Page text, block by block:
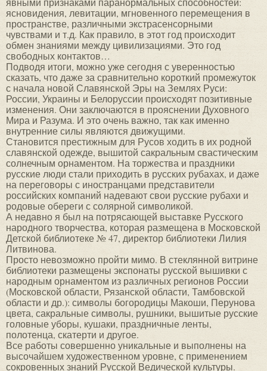
ясновидения, левитации, мгновенного перемещения в
пространстве, различными экстрасенсорными
чувствами и т.д. Как правило, в этот год происходит
обмен знаниями между цивилизациями. Это год
свободных контактов…
Подводя итоги, можно уже сегодня с уверенностью
сказать, что даже за сравнительно короткий промежуток
с начала новой Славянской Эры на Землях Руси:
России, Украины и Белоруссии происходят позитивные
изменения. Они заключаются в прояснении Духовного
Мира и Разума. И это очень важно, так как именно
внутренние силы являются движущими.
Становится престижным для Русов ходить в их родной
славянской одежде, вышитой сакральным свастическим
солнечным орнаментом. На торжества и праздники
русские люди стали приходить в русских рубахах, и даже
на переговоры с иностранцами представители
российских компаний надевают свои русские рубахи и
родовые обереги с солярной символикой.
А недавно я был на потрясающей выставке Русского
народного творчества, которая размещена в Московской
Детской библиотеке № 47, директор библиотеки Лилия
Литвинова.
Просто невозможно пройти мимо. В стеклянной витрине
библиотеки размещены экспонаты русской вышивки с
народным орнаментом из различных регионов России
(Московской области, Рязанской области, Тамбовской
области и др.): символы богородицы Макоши, Перунова
цвета, сакральные символы, рушники, вышитые русские
головные уборы, кушаки, праздничные ленты,
полотенца, скатерти и другое.
Все работы совершенно уникальные и выполнены на
высочайшем художественном уровне, с применением
сокровенных знаний Русской Ведической культуры.